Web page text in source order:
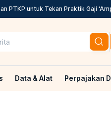
PTKP untuk Tekan Praktik Gaji
Data & Alat Perpajakan